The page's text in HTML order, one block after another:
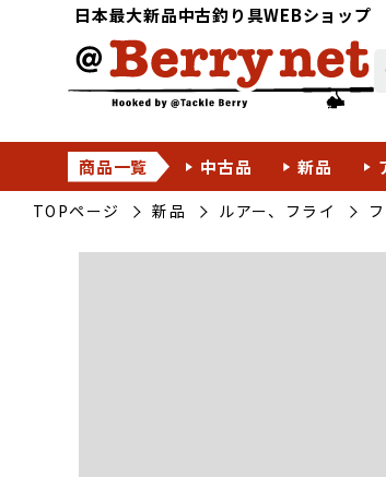
日本最大新品中古釣り具WEBショップ
商品一覧 中古品 新品
TOPページ 新品 ルアー、フライ